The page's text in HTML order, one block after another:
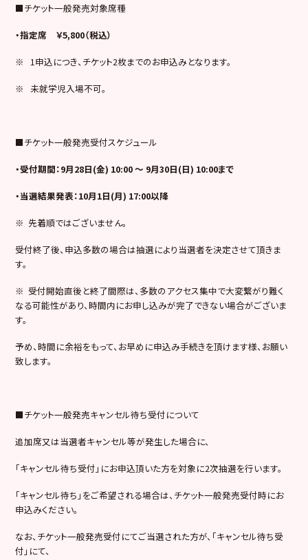
■チケット一般発売対象席種
・指定席 ￥5,800（税込）
※ 1申込につき、チケット2枚までのお申込みとなります。
※ 未就学児入場不可。
■チケット一般発売受付スケジュール
・受付期間：9月28日(金) 10:00 ～ 9月30日(日) 10:00まで
・当選結果発表：10月1日(月) 17:00以降
※ 先着順ではございません。
受付終了後、申込多数の場合は抽選により当選者を決定させて頂きま
す。
※ 受付開始直後と終了間際は、多数のアクセス集中で大変繋がり難く
なる可能性があり、時間内にお申し込みが完了できない場合がございま
す。
予め、時間に余裕をもって、お早めに申込み手続きを頂けます様、お願い
致します。
■チケット一般発売キャンセル待ち受付について
追加席又は当選者キャンセル等が発生した場合に、
「キャンセル待ち受付」にお申込頂いた方を対象に2次抽選を行います。
「キャンセル待ち」をご希望される場合は、チケット一般発売受付時にお
申込みください。
なお、チケット一般発売受付にてご当選された方が、「キャンセル待ち受
付」にて、